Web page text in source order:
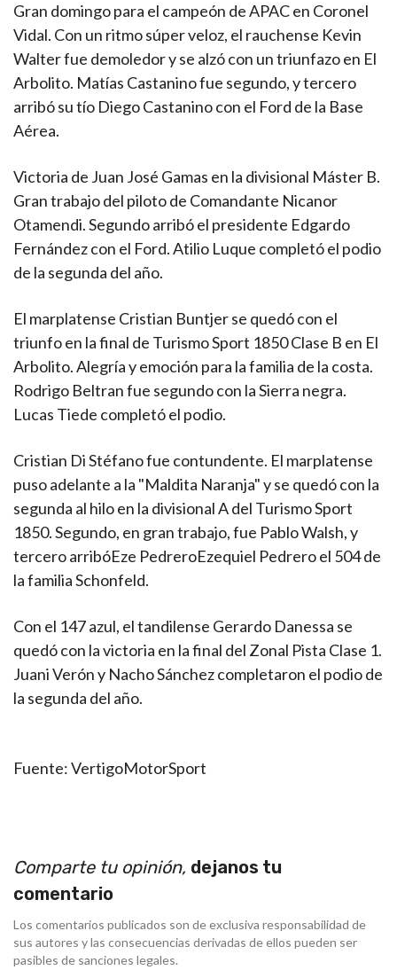
Gran domingo para el campeón de APAC en Coronel
Vidal. Con un ritmo súper veloz, el rauchense Kevin
Walter fue demoledor y se alzó con un triunfazo en El
Arbolito. Matías Castanino fue segundo, y tercero
arribó su tío Diego Castanino con el Ford de la Base
Aérea.
Victoria de Juan José Gamas en la divisional Máster B.
Gran trabajo del piloto de Comandante Nicanor
Otamendi. Segundo arribó el presidente Edgardo
Fernández con el Ford. Atilio Luque completó el podio
de la segunda del año.
El marplatense Cristian Buntjer se quedó con el
triunfo en la final de Turismo Sport 1850 Clase B en El
Arbolito. Alegría y emoción para la familia de la costa.
Rodrigo Beltran fue segundo con la Sierra negra.
Lucas Tiede completó el podio.
Cristian Di Stéfano fue contundente. El marplatense
puso adelante a la "Maldita Naranja" y se quedó con la
segunda al hilo en la divisional A del Turismo Sport
1850. Segundo, en gran trabajo, fue Pablo Walsh, y
tercero arribóEze PedreroEzequiel Pedrero el 504 de
la familia Schonfeld.
Con el 147 azul, el tandilense Gerardo Danessa se
quedó con la victoria en la final del Zonal Pista Clase 1.
Juani Verón y Nacho Sánchez completaron el podio de
la segunda del año.
Fuente: VertigoMotorSport
Comparte tu opinión, dejanos tu
comentario
Los comentarios publicados son de exclusiva responsabilidad de
sus autores y las consecuencias derivadas de ellos pueden ser
pasibles de sanciones legales.